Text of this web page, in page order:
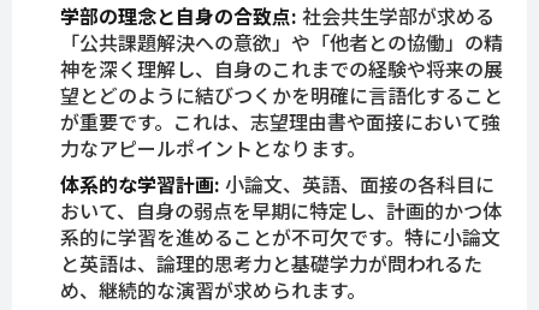
学部の理念と自身の合致点: 社会共生学部が求める
「公共課題解決への意欲」や「他者との協働」の精
神を深く理解し、自身のこれまでの経験や将来の展
望とどのように結びつくかを明確に言語化すること
が重要です。これは、志望理由書や面接において強
力なアピールポイントとなります。
体系的な学習計画: 小論文、英語、面接の各科目に
おいて、自身の弱点を早期に特定し、計画的かつ体
系的に学習を進めることが不可欠です。特に小論文
と英語は、論理的思考力と基礎学力が問われるた
め、継続的な演習が求められます。